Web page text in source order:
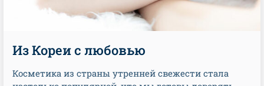
Из Кореи с любовью
Косметика из страны утренней свежести стала